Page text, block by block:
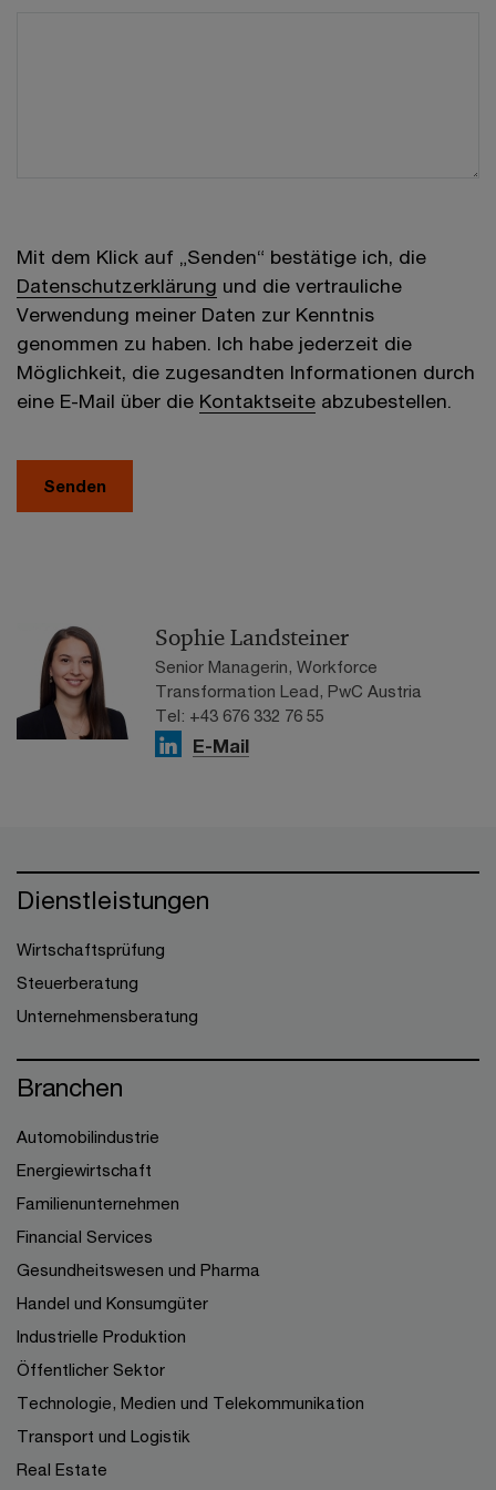
Mit dem Klick auf „Senden“ bestätige ich, die
Datenschutzerklärung und die vertrauliche
Verwendung meiner Daten zur Kenntnis
genommen zu haben. Ich habe jederzeit die
Möglichkeit, die zugesandten Informationen durch
eine E-Mail über die Kontaktseite abzubestellen.
Senden
Sophie Landsteiner
Senior Managerin, Workforce
Transformation Lead, PwC Austria
Tel: +43 676 332 76 55
E-Mail
Dienstleistungen
Wirtschaftsprüfung
Steuerberatung
Unternehmensberatung
Branchen
Automobilindustrie
Energiewirtschaft
Familienunternehmen
Financial Services
Gesundheitswesen und Pharma
Handel und Konsumgüter
Industrielle Produktion
Öffentlicher Sektor
Technologie, Medien und Telekommunikation
Transport und Logistik
Real Estate